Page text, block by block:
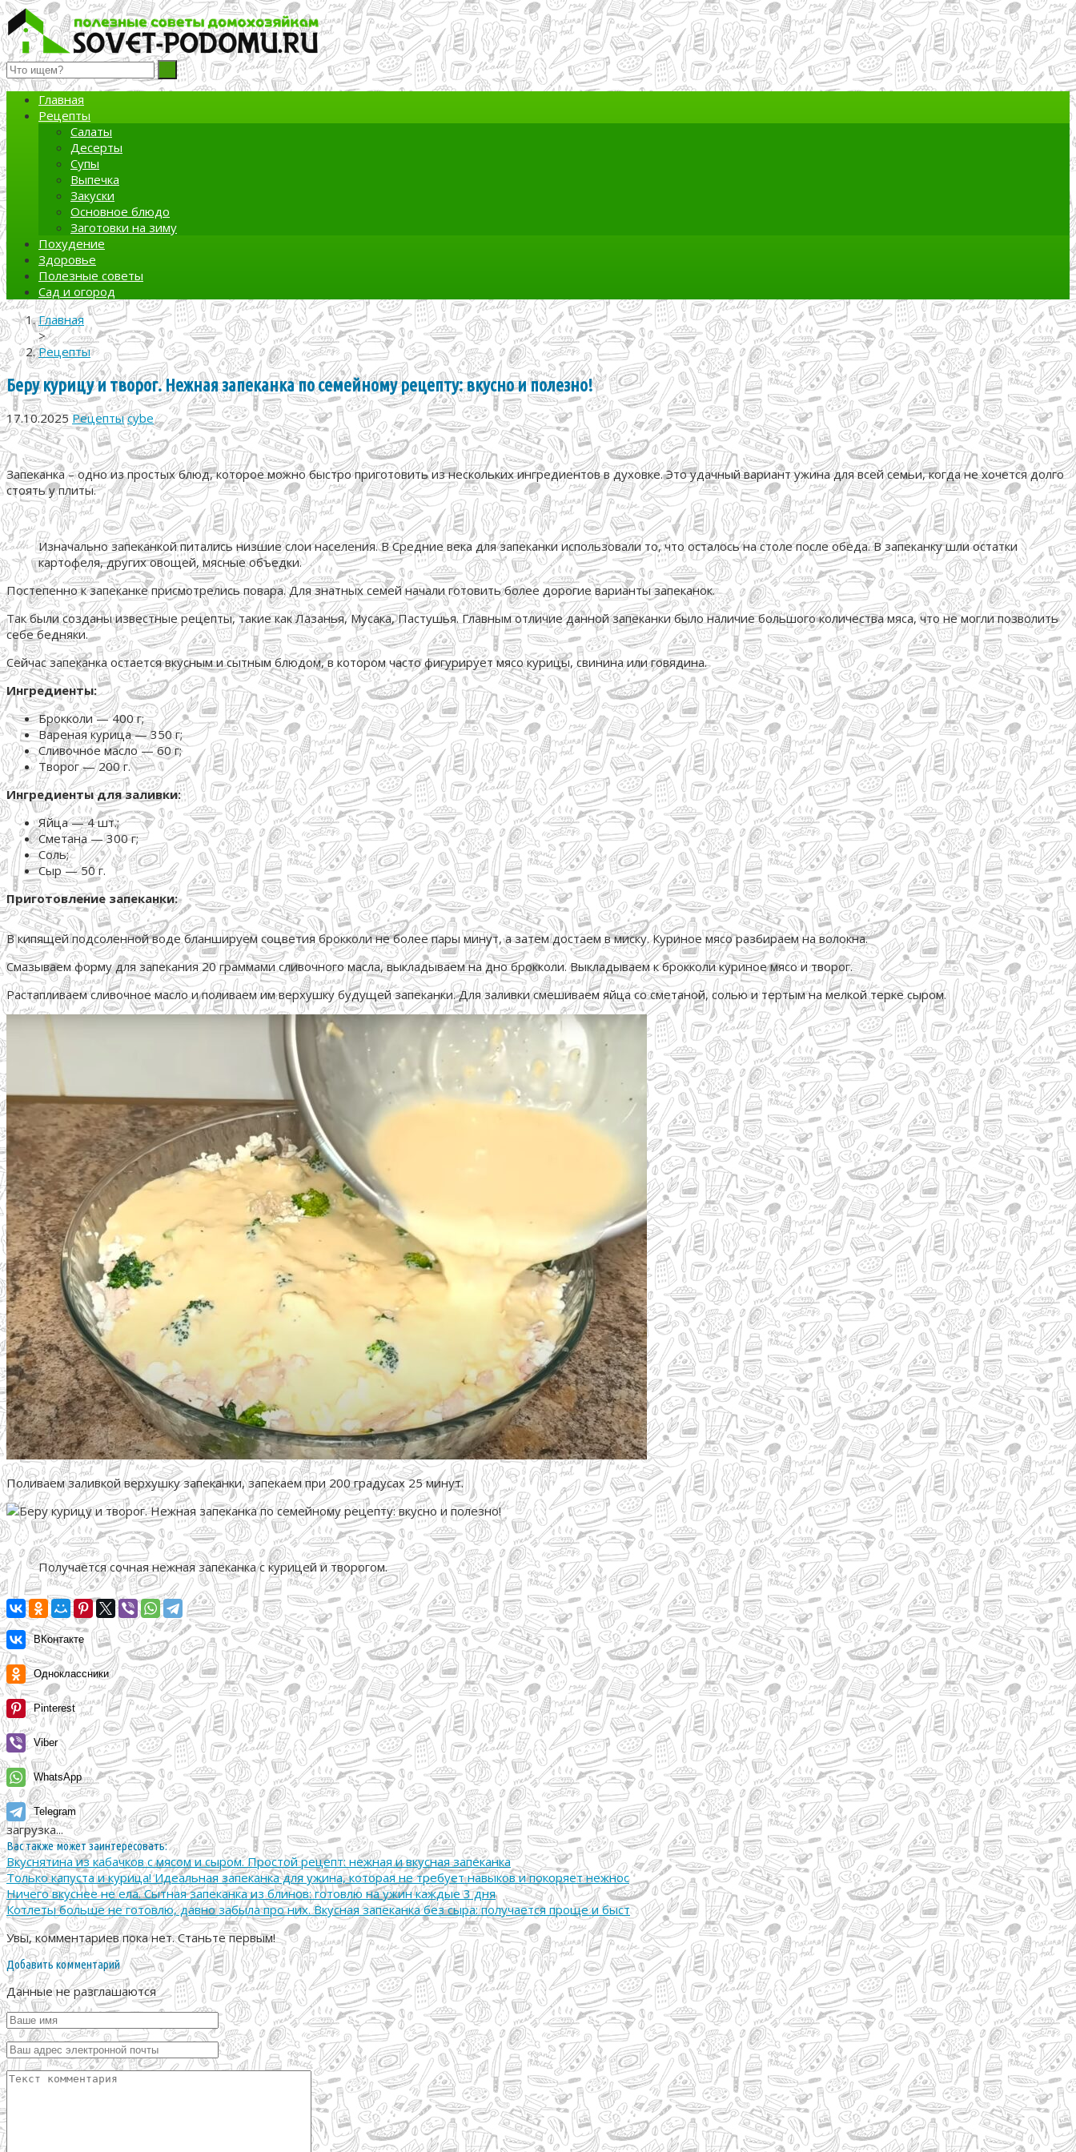
Полезные советы домохозяйкам
Главная
Рецепты
Салаты
Десерты
Супы
Выпечка
Закуски
Основное блюдо
Заготовки на зиму
Похудение
Здоровье
Полезные советы
Сад и огород
Главная
>
Рецепты
Беру курицу и творог. Нежная запеканка по семейному рецепту: вкусно и полезно!
17.10.2025 Рецепты cybe
Запеканка – одно из простых блюд, которое можно быстро приготовить из нескольких ингредиентов в духовке. Это удачный вариант ужина для всей семьи, когда не хочется долго
стоять у плиты.
Изначально запеканкой питались низшие слои населения. В Средние века для запеканки использовали то, что осталось на столе после обеда. В запеканку шли остатки
картофеля, других овощей, мясные объедки.
Постепенно к запеканке присмотрелись повара. Для знатных семей начали готовить более дорогие варианты запеканок.
Так были созданы известные рецепты, такие как Лазанья, Мусака, Пастушья. Главным отличие данной запеканки было наличие большого количества мяса, что не могли позволить
себе бедняки.
Сейчас запеканка остается вкусным и сытным блюдом, в котором часто фигурирует мясо курицы, свинина или говядина.
Ингредиенты:
Брокколи — 400 г;
Вареная курица — 350 г;
Сливочное масло — 60 г;
Творог — 200 г.
Ингредиенты для заливки:
Яйца — 4 шт.;
Сметана — 300 г;
Соль;
Сыр — 50 г.
Приготовление запеканки:
В кипящей подсоленной воде бланшируем соцветия брокколи не более пары минут, а затем достаем в миску. Куриное мясо разбираем на волокна.
Смазываем форму для запекания 20 граммами сливочного масла, выкладываем на дно брокколи. Выкладываем к брокколи куриное мясо и творог.
Растапливаем сливочное масло и поливаем им верхушку будущей запеканки. Для заливки смешиваем яйца со сметаной, солью и тертым на мелкой терке сыром.
Поливаем заливкой верхушку запеканки, запекаем при 200 градусах 25 минут.
Получается сочная нежная запеканка с курицей и творогом.
ВКонтакте
Одноклассники
Pinterest
Viber
WhatsApp
Telegram
загрузка...
Вас также может заинтересовать:
Вкуснятина из кабачков с мясом и сыром. Простой рецепт: нежная и вкусная запеканка
Только капуста и курица! Идеальная запеканка для ужина, которая не требует навыков и покоряет нежнос
Ничего вкуснее не ела. Сытная запеканка из блинов: готовлю на ужин каждые 3 дня
Котлеты больше не готовлю, давно забыла про них. Вкусная запеканка без сыра: получается проще и быст
Увы, комментариев пока нет. Станьте первым!
Добавить комментарий
Данные не разглашаются